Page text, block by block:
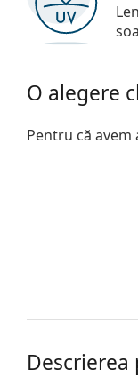
O alegere
Pentru că avem